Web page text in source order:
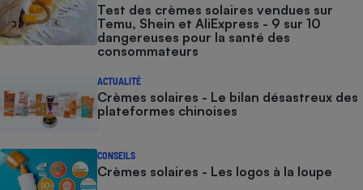
Test des crèmes solaires vendues sur
Temu, Shein et AliExpress - 9 sur 10
dangereuses pour la santé des
consommateurs
ACTUALITÉ
Crèmes solaires - Le bilan désastreux des
plateformes chinoises
CONSEILS
Crèmes solaires - Les logos à la loupe